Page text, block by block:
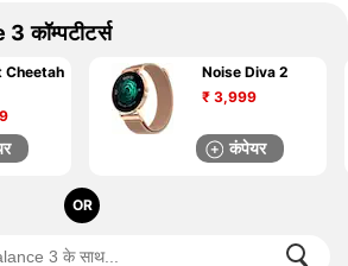
कॉम्पटीटर्स
Cheetah
Noise Diva 2
₹ 3,999
कंपेयर
OR